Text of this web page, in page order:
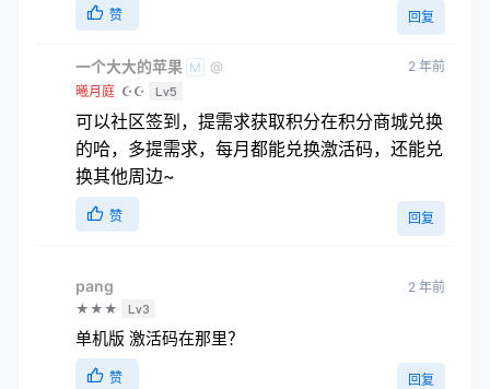
赞 回复
一个大大的苹果 M @
曦月庭 ☪☪ Lv5
2 年前
可以社区签到，提需求获取积分在积分商城兑换
的哈，多提需求，每月都能兑换激活码，还能兑
换其他周边~
赞 回复
pang
★★★ Lv3
2 年前
单机版 激活码在那里？
赞 回复